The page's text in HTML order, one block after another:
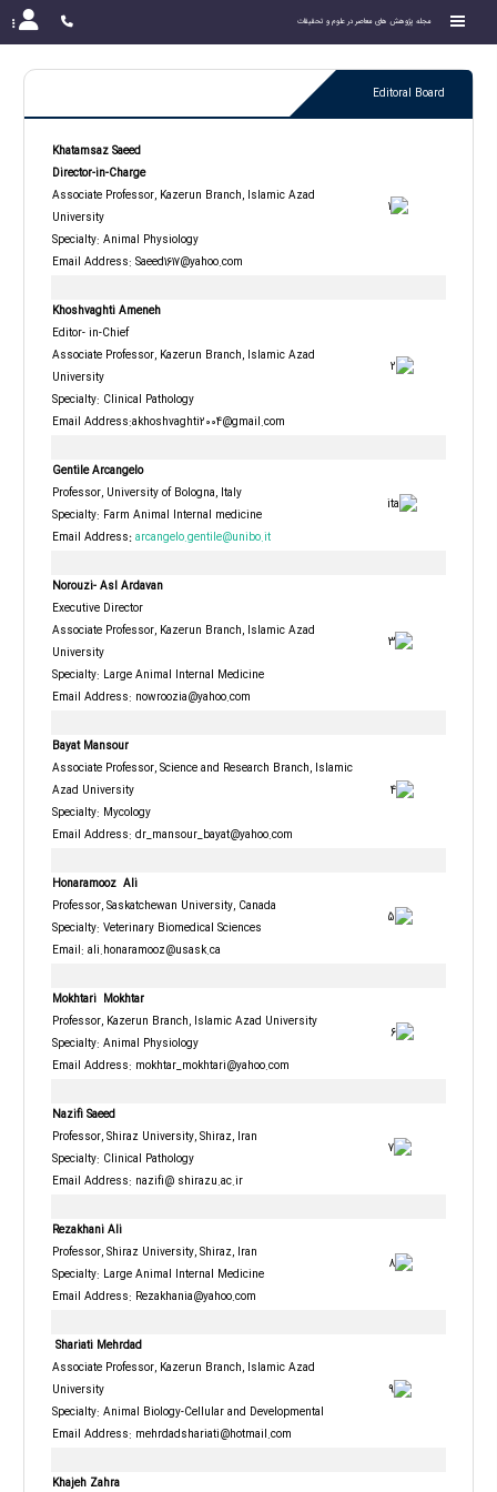
مجله پژوهش های معاصر در علوم و تحقیقات
Editoral Board
Khatamsaz Saeed
Director-in-Charge
Associate Professor, Kazerun Branch, Islamic Azad
University
Specialty: Animal Physiology
Email Address: Saeed1617@yahoo.com
Khoshvaghti Ameneh
Editor- in-Chief
Associate Professor, Kazerun Branch, Islamic Azad
University
Specialty: Clinical Pathology
Email Address:akhoshvaghti2004@gmail.com
Gentile Arcangelo
Professor, University of Bologna, Italy
Specialty: Farm Animal Internal medicine
Email Address: arcangelo.gentile@unibo.it
Norouzi- Asl Ardavan
Executive Director
Associate Professor, Kazerun Branch, Islamic Azad
University
Specialty: Large Animal Internal Medicine
Email Address: nowroozia@yahoo.com
Bayat Mansour
Associate Professor, Science and Research Branch, Islamic
Azad University
Email Address: dr_mansour_bayat@yahoo.com
Honaramooz Ali
Professor, Saskatchewan University, Canada
Specialty: Veterinary Biomedical Sciences
Email: ali.honaramooz@usask.ca
Mokhtari Mokhtar
Specialty: Animal Physiology
Email Address: mokhtar_mokhtari@yahoo.com
Nazifi Saeed
Professor, Shiraz University, Shiraz, Iran
Specialty: Clinical Pathology
Email Address: nazifi@ shirazu.ac.ir
Rezakhani Ali
Professor, Shiraz University, Shiraz, Iran
Specialty: Large Animal Internal Medicine
Email Address: Rezakhania@yahoo.com
Shariati Mehrdad
Associate Professor, Kazerun Branch, Islamic Azad
University
Email Address: mehrdadshariati@hotmail.com
Khajeh Zahra